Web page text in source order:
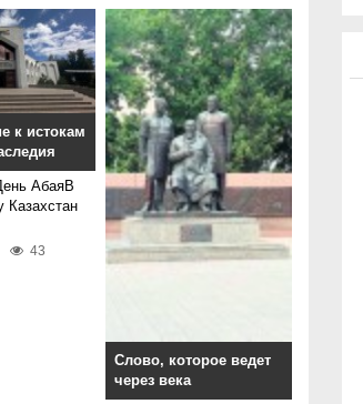
к истокам
АбаяВ
Казахстан
43
Слово, которое ведет
через века